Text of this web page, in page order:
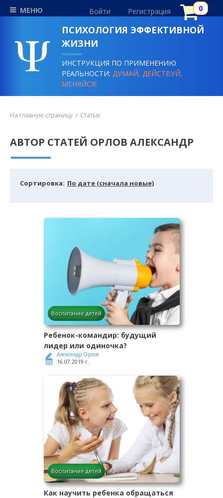
МЕНЮ Войти Регистрация
ПСИХОЛОГИЯ ЭФФЕКТИВНОЙ
ЖИЗНИ
ИНСТРУКЦИЯ ПО ПРИМЕНЕНИЮ
РЕАЛЬНОСТИ:ДУМАЙ, ДЕЙСТВУЙ,
МЕНЯЙСЯ!
На главную страницу Статьи
АВТОР СТАТЕЙ ОРЛОВ АЛЕКСАНДР
Cортировка: По дате (сначала новые)
Воспитание детей
Ребенок-командир: будущий
лидер или одиночка?
Александр Орлов
16.07.2019 г.
Воспитание детей
Как научить ребенка обращаться